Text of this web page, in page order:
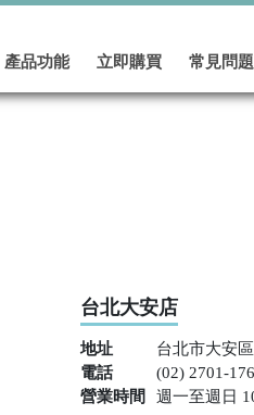
產品功能 立即購買 常見問題
台北大安店
地址
台北市大安
電話
(02) 2701-
營業時間
週一至週日